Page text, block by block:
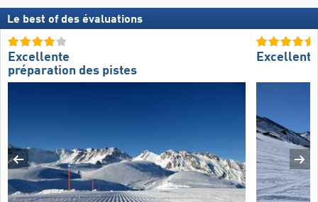
Le best of des évaluations
Excellente
préparation des pistes
Excellent